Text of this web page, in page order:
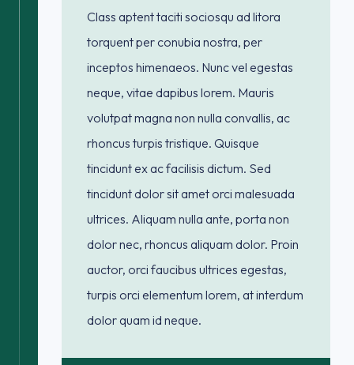
Class aptent taciti sociosqu ad litora
torquent per conubia nostra, per
inceptos himenaeos. Nunc vel egestas
neque, vitae dapibus lorem. Mauris
volutpat magna non nulla convallis, ac
rhoncus turpis tristique. Quisque
tincidunt ex ac facilisis dictum. Sed
tincidunt dolor sit amet orci malesuada
ultrices. Aliquam nulla ante, porta non
dolor nec, rhoncus aliquam dolor. Proin
auctor, orci faucibus ultrices egestas,
turpis orci elementum lorem, at interdum
dolor quam id neque.